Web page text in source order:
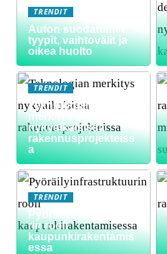
TRENDIT
Auton suodattimet:
tyypit, vaihtovälit ja
oikea huolto
TRENDIT
Teknologian
merkitys
nykyaikaisissa
rakennusprojekteiss
a
TRENDIT
Pyöräilyinfrastruktuu
rin rooli
kaupunkirakentamis
essa